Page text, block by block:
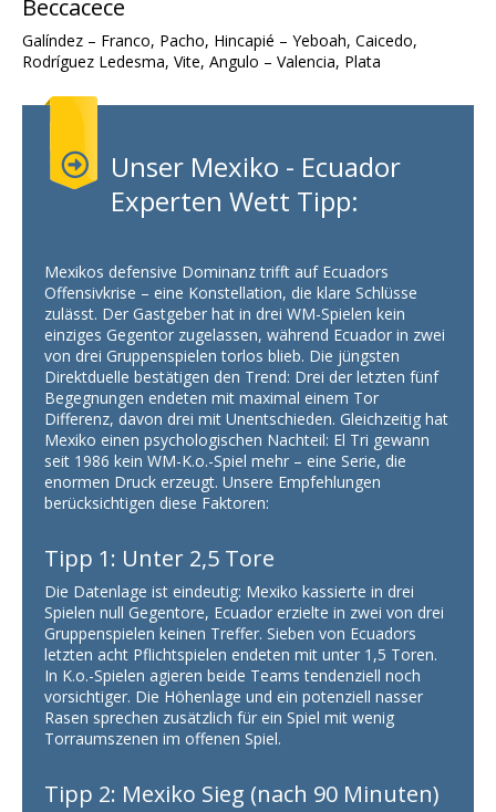
Beccacece
Galíndez – Franco, Pacho, Hincapié – Yeboah, Caicedo,
Rodríguez Ledesma, Vite, Angulo – Valencia, Plata
Unser Mexiko - Ecuador
Experten Wett Tipp:
Mexikos defensive Dominanz trifft auf Ecuadors
Offensivkrise – eine Konstellation, die klare Schlüsse
zulässt. Der Gastgeber hat in drei WM-Spielen kein
einziges Gegentor zugelassen, während Ecuador in zwei
von drei Gruppenspielen torlos blieb. Die jüngsten
Direktduelle bestätigen den Trend: Drei der letzten fünf
Begegnungen endeten mit maximal einem Tor
Differenz, davon drei mit Unentschieden. Gleichzeitig hat
Mexiko einen psychologischen Nachteil: El Tri gewann
seit 1986 kein WM-K.o.-Spiel mehr – eine Serie, die
enormen Druck erzeugt. Unsere Empfehlungen
berücksichtigen diese Faktoren:
Tipp 1: Unter 2,5 Tore
Die Datenlage ist eindeutig: Mexiko kassierte in drei
Spielen null Gegentore, Ecuador erzielte in zwei von drei
Gruppenspielen keinen Treffer. Sieben von Ecuadors
letzten acht Pflichtspielen endeten mit unter 1,5 Toren.
In K.o.-Spielen agieren beide Teams tendenziell noch
vorsichtiger. Die Höhenlage und ein potenziell nasser
Rasen sprechen zusätzlich für ein Spiel mit wenig
Torraumszenen im offenen Spiel.
Tipp 2: Mexiko Sieg (nach 90 Minuten)